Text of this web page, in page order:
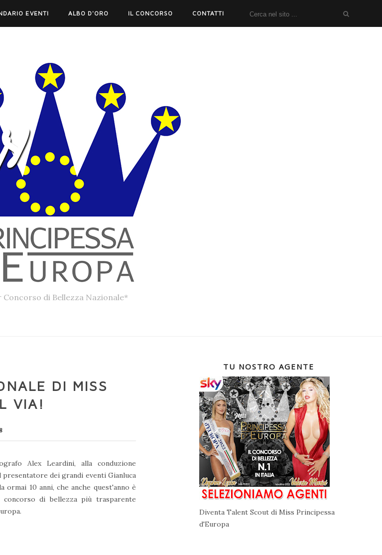
EVENTI ALBO D'ORO IL CONCORSO CONTATTI
di Bellezza Nazionale*
DI MISS
VIA!
Alex Leardini, alla conduzione
dei grandi eventi Gianluca
ormai 10 anni, che anche quest'anno è
di bellezza più trasparente
TU NOSTRO AGENTE
Diventa Talent Scout di Miss Principessa
d'Europa